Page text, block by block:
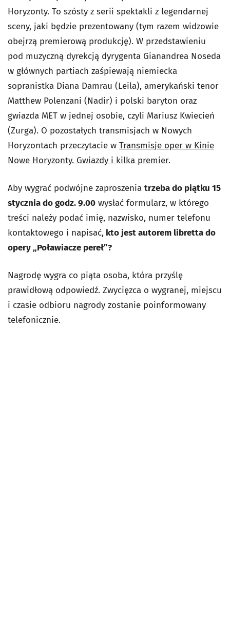
Horyzonty. To szósty z serii spektakli z legendarnej
sceny, jaki będzie prezentowany (tym razem widzowie
obejrzą premierową produkcję). W przedstawieniu
pod muzyczną dyrekcją dyrygenta Gianandrea Noseda
w głównych partiach zaśpiewają niemiecka
sopranistka Diana Damrau (Leila), amerykański tenor
Matthew Polenzani (Nadir) i polski baryton oraz
gwiazda MET w jednej osobie, czyli Mariusz Kwiecień
(Zurga). O pozostałych transmisjach w Nowych
Horyzontach przeczytacie w Transmisje oper w Kinie
Nowe Horyzonty. Gwiazdy i kilka premier.
Aby wygrać podwójne zaproszenia trzeba do piątku 15
stycznia do godz. 9.00 wysłać formularz, w którego
treści należy podać imię, nazwisko, numer telefonu
kontaktowego i napisać, kto jest autorem libretta do
opery „Poławiacze pereł”?
Nagrodę wygra co piąta osoba, która przyślę
prawidłową odpowiedź. Zwycięzca o wygranej, miejscu
i czasie odbioru nagrody zostanie poinformowany
telefonicznie.